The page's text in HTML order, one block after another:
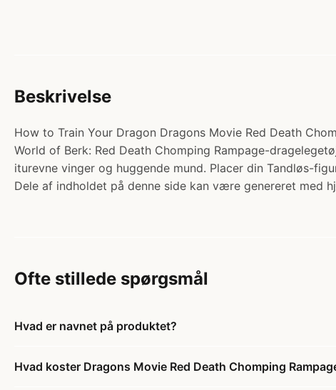
Beskrivelse
How to Train Your Dragon Dragons Movie Red Death
World of Berk: Red Death Chomping Rampage-
iturevne vinger og huggende mund. Placer din Tandløs-
Dele af indholdet på denne side kan være genereret med
Ofte stillede spørgsmål
Hvad er navnet på produktet?
Hvad koster Dragons Movie Red Death Chomping